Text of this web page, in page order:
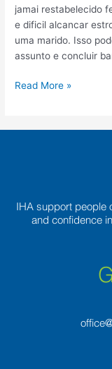
jamai restabelecido
e dificil alcancar
uma marido. Isso
assunto e concluir
Read More »
IHA support people
and confidence